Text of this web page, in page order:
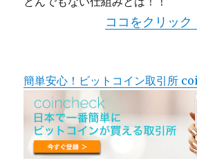
ココをクリック
簡単安心！ビットコイン取引所